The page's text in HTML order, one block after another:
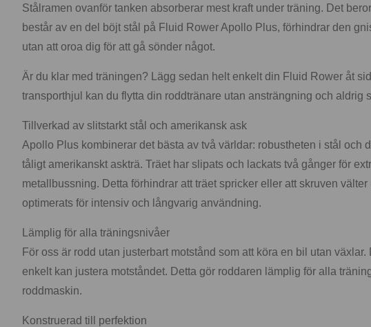
Stålramen ovanför tanken absorberar mest kraft under träning. Det
består av en del böjt stål på Fluid Rower Apollo Plus, förhindrar den
utan att oroa dig för att gå sönder något.
Är du klar med träningen? Lägg sedan helt enkelt din Fluid Rower åt
transporthjul kan du flytta din roddtränare utan ansträngning och aldrig
Tillverkad av slitstarkt stål och amerikansk ask
Apollo Plus kombinerar det bästa av två världar: robustheten i stål och
tåligt amerikanskt askträ. Träet har slipats och lackats två gånger för
metallbussning. Detta förhindrar att träet spricker eller att skruven
optimerats för intensiv och långvarig användning.
Lämplig för alla träningsnivåer
För oss är rodd utan justerbart motstånd som att köra en bil utan
enkelt kan justera motståndet. Detta gör roddaren lämplig för alla
roddmaskin.
Konstruerad till perfektion